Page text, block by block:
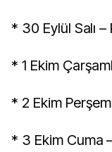
* 30 Eylül Salı
* 1 Ekim
* 2 Ekim
* 3 Ekim Cuma